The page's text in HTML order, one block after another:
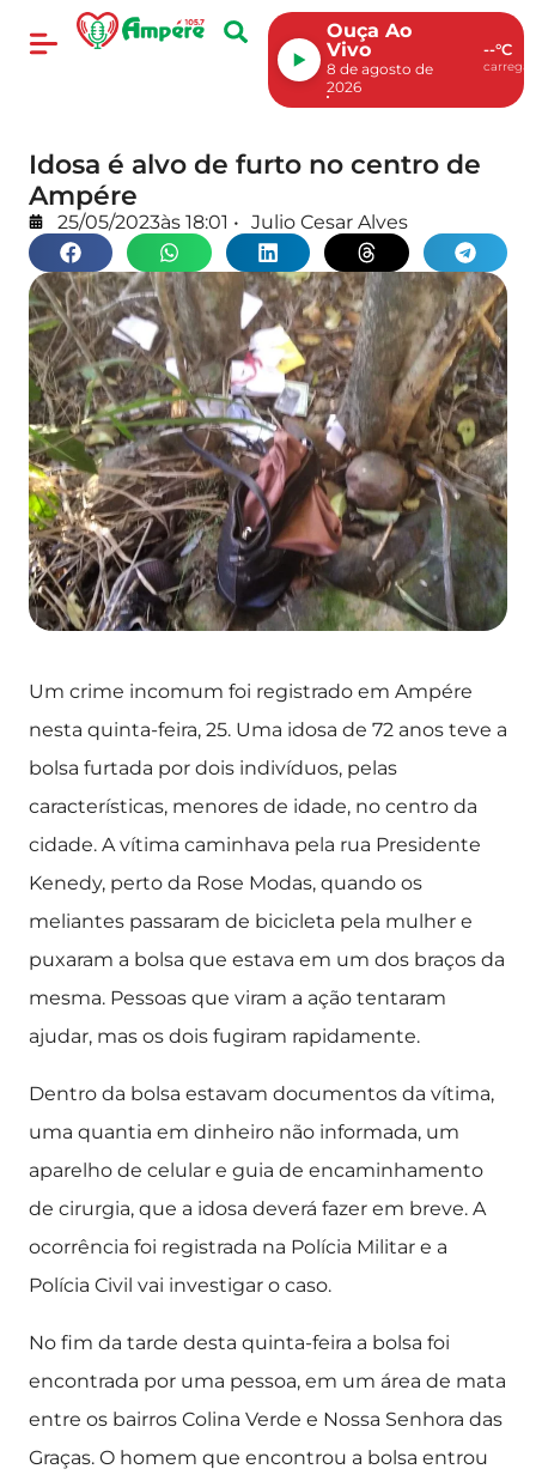
Ouça Ao
Vivo
8 de agosto de
2026
--°C
Idosa é alvo de furto no centro de
Ampére
25/05/2023às 18:01 • Julio Cesar Alves
Um crime incomum foi registrado em Ampére
nesta quinta-feira, 25. Uma idosa de 72 anos teve a
bolsa furtada por dois indivíduos, pelas
características, menores de idade, no centro da
cidade. A vítima caminhava pela rua Presidente
Kenedy, perto da Rose Modas, quando os
meliantes passaram de bicicleta pela mulher e
puxaram a bolsa que estava em um dos braços da
mesma. Pessoas que viram a ação tentaram
ajudar, mas os dois fugiram rapidamente.
Dentro da bolsa estavam documentos da vítima,
uma quantia em dinheiro não informada, um
aparelho de celular e guia de encaminhamento
de cirurgia, que a idosa deverá fazer em breve. A
ocorrência foi registrada na Polícia Militar e a
Polícia Civil vai investigar o caso.
No fim da tarde desta quinta-feira a bolsa foi
encontrada por uma pessoa, em um área de mata
entre os bairros Colina Verde e Nossa Senhora das
Graças. O homem que encontrou a bolsa entrou